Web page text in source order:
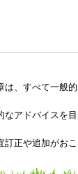
、すべて一般
なアドバイスを
正や追加がおこ